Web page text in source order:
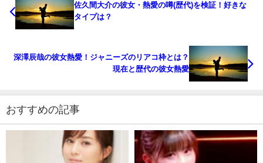
佐久間大介の彼女・熱愛の噂(歴代)を検証！好きな
タイプは？
深澤辰哉の彼女熱愛！ジャニーズのリアコ枠とは？
現在と歴代の彼女熱愛
おすすめの記事